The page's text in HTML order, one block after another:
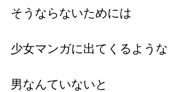
そうならないためには
少女マンガに出てくるような
男なんていないと